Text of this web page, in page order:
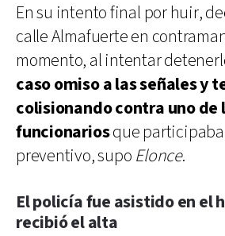
En su intento final por huir,
calle Almafuerte en
momento, al intentar
caso omiso a las señales y
colisionando contra uno de
funcionariosque
preventivo, supo Elonce.
El policía fue asistido en el
recibió el alta